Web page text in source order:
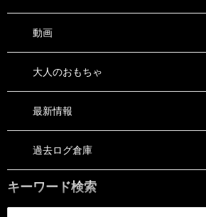
動画
大人のおもちゃ
最新情報
過去ログ倉庫
キーワード検索